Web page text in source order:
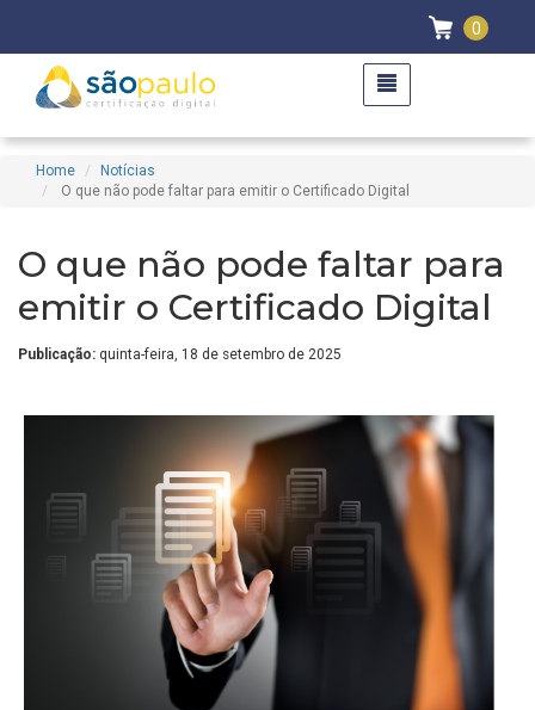
0
Home
Notícias
O que não pode faltar para emitir o Certificado Digital
O que não pode faltar para
emitir o Certificado Digital
Publicação: quinta-feira, 18 de setembro de 2025